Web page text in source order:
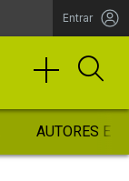
Entrar
AUTORES